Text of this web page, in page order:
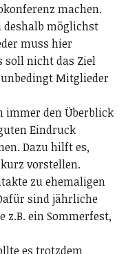
machen.
möglichst
muss hier
soll nicht das Ziel
Mitglieder
immer den Überblick
Eindruck
Dazu hilft es,
vorstellen.
zu ehemaligen
sind jährliche
z.B. ein Sommerfest,
es trotzdem